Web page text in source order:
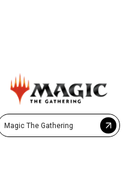
Magic The Gathering